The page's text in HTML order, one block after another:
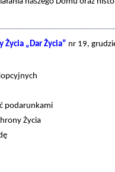
„Dar Życia” nr 19,
podarunkami
Życia